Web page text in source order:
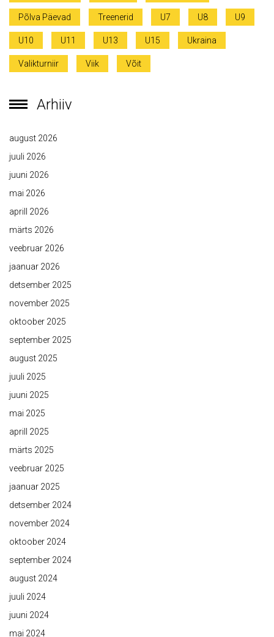
Põlva Päevad Treenerid U7 U8 U9
U10 U11 U13 U15 Ukraina
Valikturniir Viik Võit
Arhiiv
august 2026
juuli 2026
juuni 2026
mai 2026
aprill 2026
märts 2026
veebruar 2026
jaanuar 2026
detsember 2025
november 2025
oktoober 2025
september 2025
august 2025
juuli 2025
juuni 2025
mai 2025
aprill 2025
märts 2025
veebruar 2025
jaanuar 2025
detsember 2024
november 2024
oktoober 2024
september 2024
august 2024
juuli 2024
juuni 2024
mai 2024